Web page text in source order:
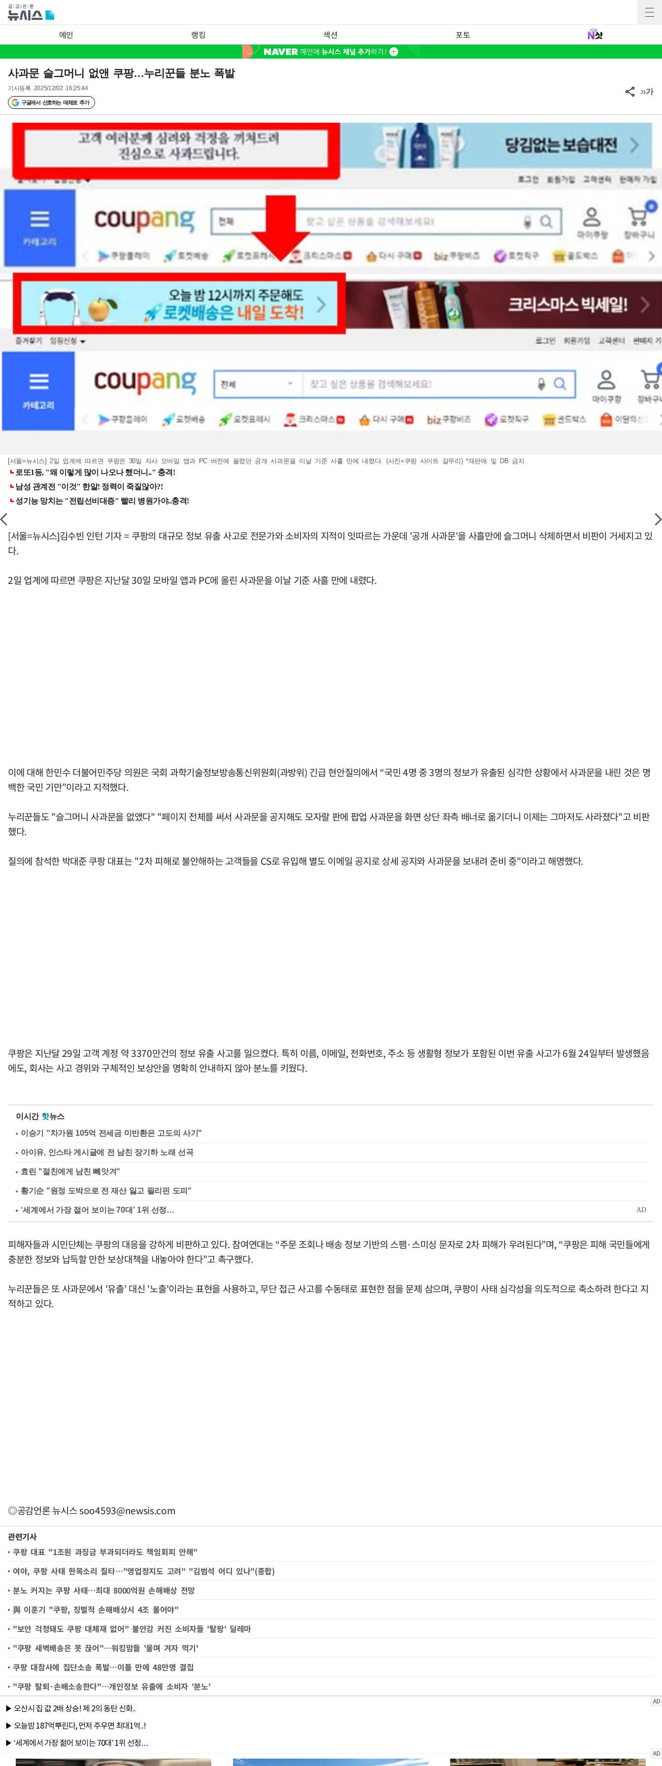
메인 랭킹 섹션 포토
사과문 슬그머니 없앤 쿠팡…누리꾼들 분노 폭발
기사등록 2025/12/02 16:25:44
구글에서 선호하는 매체로 추가
가가
[서울=뉴시스] 2일 업계에 따르면 쿠팡은 30일 자사 모바일 앱과 PC 버전에 올렸던 공개 사과문을 이날 기준 사흘 만에 내렸다. (사진=쿠팡 사이트 갈무리) *재판매 및 DB 금지
[서울=뉴시스]김수빈 인턴 기자 = 쿠팡의 대규모 정보 유출 사고로 전문가와 소비자의 지적이 잇따르는 가운데 '공개 사과문'을 사흘만에 슬그머니 삭제하면서 비판이 거세지고 있
다.
2일 업계에 따르면 쿠팡은 지난달 30일 모바일 앱과 PC에 올린 사과문을 이날 기준 사흘 만에 내렸다.
이에 대해 한민수 더불어민주당 의원은 국회 과학기술정보방송통신위원회(과방위) 긴급 현안질의에서 “국민 4명 중 3명의 정보가 유출된 심각한 상황에서 사과문을 내린 것은 명
백한 국민 기만”이라고 지적했다.
누리꾼들도 "슬그머니 사과문을 없앴다" "페이지 전체를 써서 사과문을 공지해도 모자랄 판에 팝업 사과문을 화면 상단 좌측 배너로 옮기더니 이제는 그마저도 사라졌다"고 비판
했다.
질의에 참석한 박대준 쿠팡 대표는 "2차 피해로 불안해하는 고객들을 CS로 유입해 별도 이메일 공지로 상세 공지와 사과문을 보내려 준비 중"이라고 해명했다.
쿠팡은 지난달 29일 고객 계정 약 3370만건의 정보 유출 사고를 일으켰다. 특히 이름, 이메일, 전화번호, 주소 등 생활형 정보가 포함된 이번 유출 사고가 6월 24일부터 발생했음
에도, 회사는 사고 경위와 구체적인 보상안을 명확히 안내하지 않아 분노를 키웠다.
이시간 핫뉴스
이승기 "차가원 105억 전세금 미반환은 고도의 사기"
아이유, 인스타 게시글에 전 남친 장기하 노래 선곡
효린 "절친에게 남친 빼앗겨"
황기순 "원정 도박으로 전 재산 잃고 필리핀 도피"
피해자들과 시민단체는 쿠팡의 대응을 강하게 비판하고 있다. 참여연대는 “주문 조회나 배송 정보 기반의 스팸·스미싱 문자로 2차 피해가 우려된다”며, “쿠팡은 피해 국민들에게
충분한 정보와 납득할 만한 보상대책을 내놓아야 한다”고 촉구했다.
누리꾼들은 또 사과문에서 '유출' 대신 '노출'이라는 표현을 사용하고, 무단 접근 사고를 수동태로 표현한 점을 문제 삼으며, 쿠팡이 사태 심각성을 의도적으로 축소하려 한다고 지
적하고 있다.
◎공감언론 뉴시스soo4593@newsis.com
관련기사
쿠팡 대표 "1조원 과징금 부과되더라도 책임회피 안해"
여야, 쿠팡 사태 한목소리 질타…"영업정지도 고려" "김범석 어디 있나"(종합)
분노 커지는 쿠팡 사태…최대 8000억원 손해배상 전망
與 이훈기 "쿠팡, 징벌적 손해배상시 4조 물어야"
"보안 걱정돼도 쿠팡 대체재 없어" 불안감 커진 소비자들 '탈팡' 딜레마
"쿠팡 새벽배송은 못 끊어"…워킹맘들 '울며 겨자 먹기'
쿠팡 대참사에 집단소송 폭발…이틀 만에 48만명 결집
"쿠팡 탈퇴·손배소송한다"…개인정보 유출에 소비자 '분노'